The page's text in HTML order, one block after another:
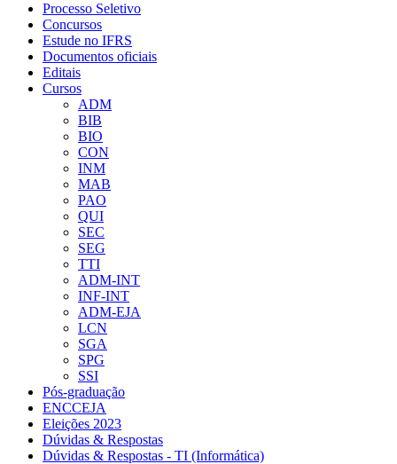
Processo Seletivo
Concursos
Estude no IFRS
Documentos oficiais
Editais
Cursos
ADM
BIB
BIO
CON
INM
MAB
PAO
QUI
SEC
SEG
TTI
ADM-INT
INF-INT
ADM-EJA
LCN
SGA
SPG
SSI
Pós-graduação
ENCCEJA
Eleições 2023
Dúvidas & Respostas
Dúvidas & Respostas - TI (Informática)